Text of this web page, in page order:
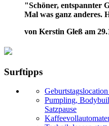
"Schöner, entspannter
Mal was ganz anderes.
von Kerstin Gleß am
Surftipps
Pumpling,
Satzpause